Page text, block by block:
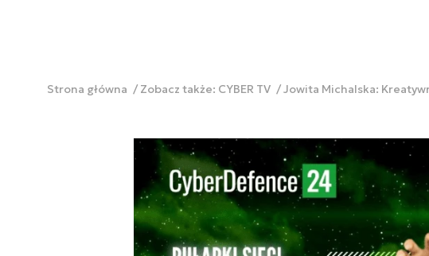
Strona główna Zobacz także: CYBER TV Jowita Michalska: